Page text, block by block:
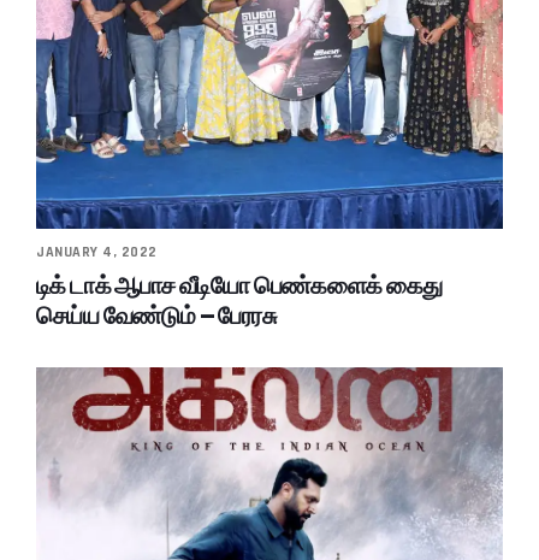
JANUARY 4, 2022
டிக் டாக் ஆபாச வீடியோ பெண்களைக் கைது
செய்ய வேண்டும் – பேரரசு